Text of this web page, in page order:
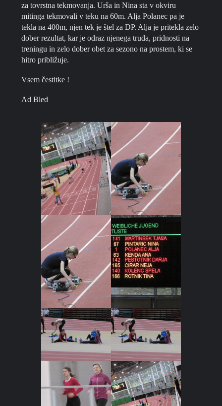
za tovrstna tekmovanja. Urša in Nina sta v okviru
mitinga tekmovali v teku na 60m. Alja Polanec pa je
tekla na 400m, njen tek je štel za DP. Alja je pritekla zelo
dober rezultat, kar je odraz njenega truda, pridnosti na
treningu in zelo dober obet za sezono na prostem, ki se
hitro približuje.
Vsem čestitke !
Ad Bled